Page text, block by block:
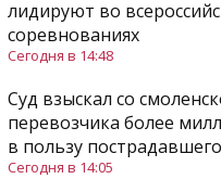
лидируют во
соревнованиях
Сегодня в 14:48
Суд взыскал со
перевозчика более
в пользу
Сегодня в 14:05